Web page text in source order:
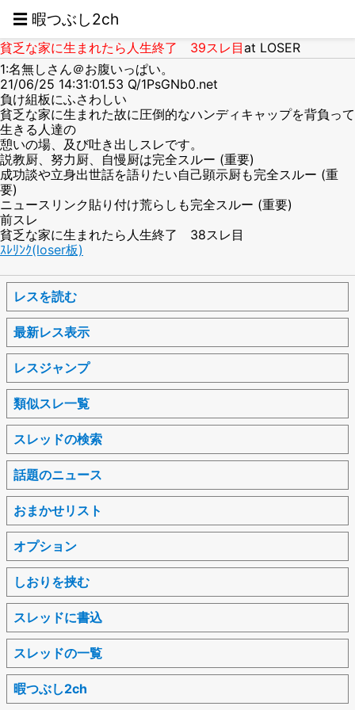
☰ 暇つぶし2ch
貧乏な家に生まれたら人生終了 39スレ目at LOSER
1:名無しさん＠お腹いっぱい。
21/06/25 14:31:01.53 Q/1PsGNb0.net
負け組板にふさわしい
貧乏な家に生まれた故に圧倒的なハンディキャップを背負って
生きる人達の
憩いの場、及び吐き出しスレです。
説教厨、努力厨、自慢厨は完全スルー (重要)
成功談や立身出世話を語りたい自己顕示厨も完全スルー (重
要)
ニュースリンク貼り付け荒らしも完全スルー (重要)
前スレ
貧乏な家に生まれたら人生終了 38スレ目
ｽﾚﾘﾝｸ(loser板)
レスを読む
最新レス表示
レスジャンプ
類似スレ一覧
スレッドの検索
話題のニュース
おまかせリスト
オプション
しおりを挟む
スレッドに書込
スレッドの一覧
暇つぶし2ch